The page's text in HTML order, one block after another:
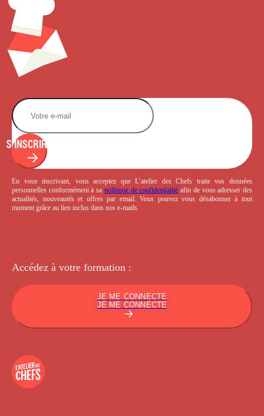
S'INSCRIRE
En vous inscrivant, vous acceptez que L’atelier des Chefs traite vos données
personnelles conformément à sa politique de confidentialité afin de vous adresser des
actualités, nouveautés et offres par email. Vous pouvez vous désabonner à tout
moment grâce au lien inclus dans nos e-mails.
Accédez à votre formation :
JE ME CONNECTE
JE ME CONNECTE